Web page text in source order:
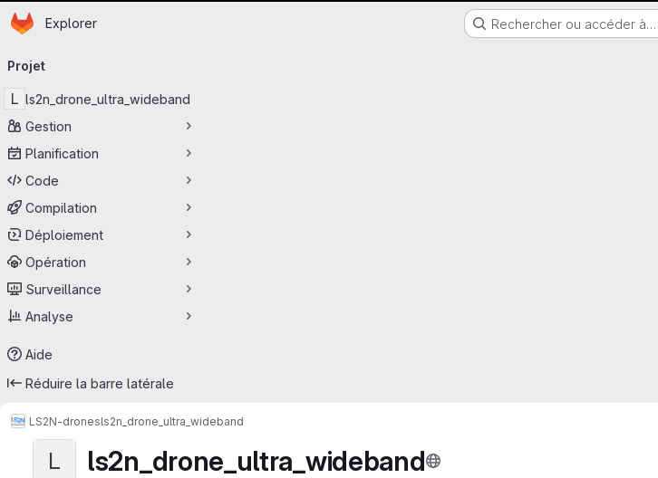
Nantes Université
Passer au contenu principal
Page d'accueil
Explorer Rechercher ou accéder à…
principale
Projet
L ls2n_drone_ultra_wideband
Gestion
Planification
Code
Compilation
Déploiement
Opération
Surveillance
Analyse
Aide
Réduire la barre latérale
LS2N-dronesls2n_drone_ultra_wideband
L ls2n_drone_ultra_wideband